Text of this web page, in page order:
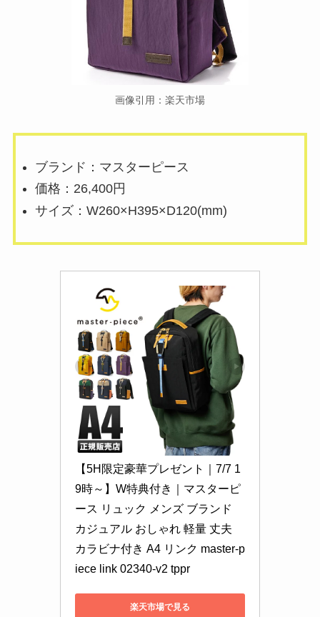
画像引用：楽天市場
ブランド：マスターピース
価格：26,400円
サイズ：W260×H395×D120(mm)
【5H限定豪華プレゼント｜7/7 1
9時～】W特典付き｜マスターピ
ース リュック メンズ ブランド
カジュアル おしゃれ 軽量 丈夫
カラビナ付き A4 リンク master-p
iece link 02340-v2 tppr
楽天市場で見る